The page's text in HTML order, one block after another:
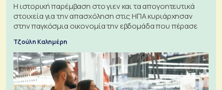
Η ιστορική παρέμβαση στο γιεν και τα απογοητευτικά
στοιχεία για την απασχόληση στις ΗΠΑ κυριάρχησαν
στην παγκόσμια οικονομία την εβδομάδα που πέρασε
Τζούλη Καλημέρη